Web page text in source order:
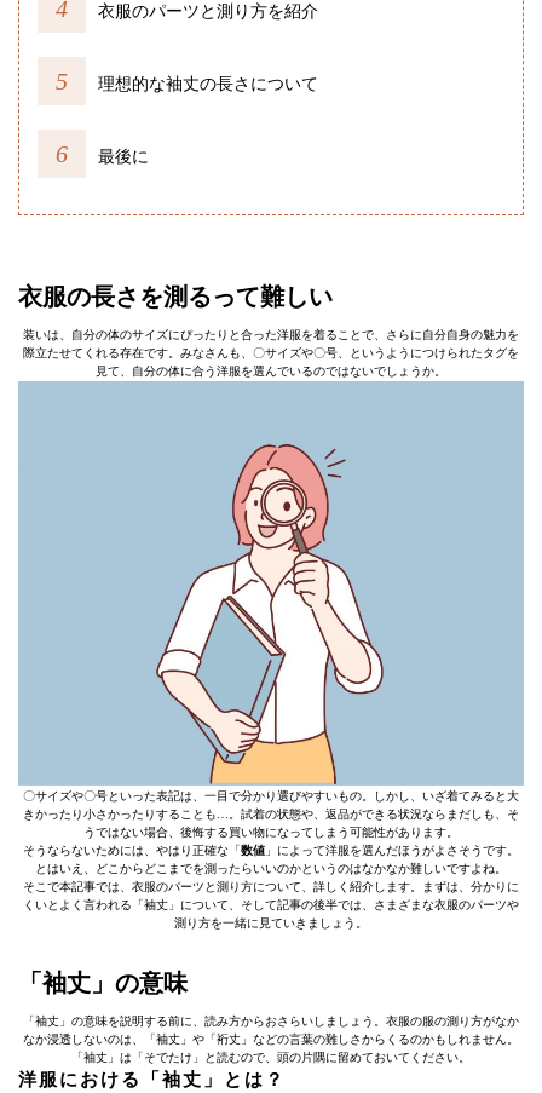
衣服のパーツと測り方を紹介
理想的な袖丈の長さについて
最後に
衣服の長さを測るって難しい
装いは、自分の体のサイズにぴったりと合った洋服を着ることで、さらに自分自身の魅力を
際立たせてくれる存在です。みなさんも、〇サイズや〇号、というようにつけられたタグを
見て、自分の体に合う洋服を選んでいるのではないでしょうか。
〇サイズや〇号といった表記は、一目で分かり選びやすいもの。しかし、いざ着てみると大
きかったり小さかったりすることも…。試着の状態や、返品ができる状況ならまだしも、そ
うではない場合、後悔する買い物になってしまう可能性があります。
そうならないためには、やはり正確な「数値 」によって洋服を選んだほうがよさそうです。
とはいえ、どこからどこまでを測ったらいいのかというのはなかなか難しいですよね。
そこで本記事では、衣服のパーツと測り方について、詳しく紹介します。まずは、分かりに
くいとよく言われる「袖丈」について、そして記事の後半では、さまざまな衣服のパーツや
測り方を一緒に見ていきましょう。
「袖丈」の意味
「袖丈」の意味を説明する前に、読み方からおさらいしましょう。衣服の服の測り方がなか
なか浸透しないのは、「袖丈」や「裄丈」などの言葉の難しさからくるのかもしれません。
「袖丈」は「そでたけ」と読むので、頭の片隅に留めておいてください。
洋服における「袖丈」とは？